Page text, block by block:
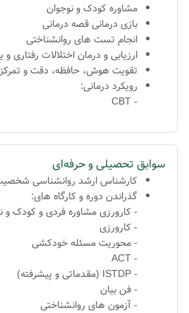
مشاوره کودک و نوجوان
بازی درمانی قصه درمانی
انجام تست های روانشناختی
ارزیابی و درمان اختلالات رفتاری و
تقویت هوش، حافظه، دقت و تمرکز
رویکرد درمانی:
- CBT
سوابق تحصیلی و حرفه‌ای
کارشناس ارشد روانشناسی
گذراندن دوره و کارگاه های:
- کارورزی مشاوره فردی و کودک و
- کارورزی
- محوریت مسئله خودکشی
- ACT
- ISTDP (مقدماتی و پیشرفته)
- فن بیان
- آزمون های روانشناختی